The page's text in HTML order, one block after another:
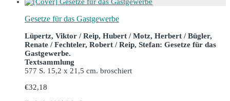
Gesetze für das Gastgewerbe
Lüpertz, Viktor / Reip, Hubert / Motz, Herbert / Bügler,
Renate / Fechteler, Robert / Reip, Stefan: Gesetze für das
Gastgewerbe.
Textsammlung
577 S. 15,2 x 21,5 cm. broschiert
€32,18